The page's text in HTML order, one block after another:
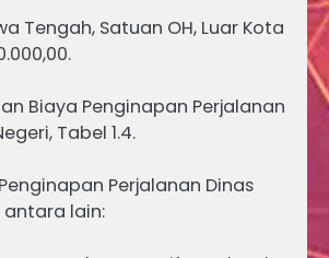
Tengah, Satuan OH, Luar Kota
Biaya Penginapan Perjalanan
Tabel 1.4.
Perjalanan Dinas
antara lain: